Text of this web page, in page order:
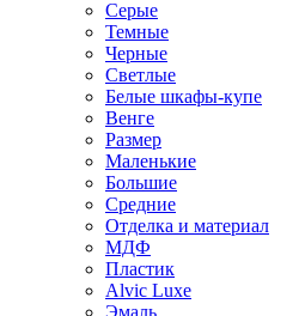
Серые
Темные
Черные
Светлые
Белые шкафы-купе
Венге
Размер
Маленькие
Большие
Средние
Отделка и материал
МДФ
Пластик
Alvic Luxe
Эмаль